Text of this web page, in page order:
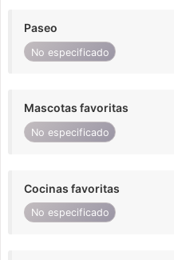
Paseo
No especificado
Mascotas favoritas
No especificado
Cocinas favoritas
No especificado